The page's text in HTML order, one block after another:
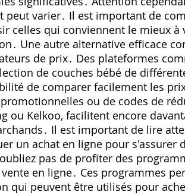
peut varier․ Il est important de
celles qui conviennent le mieux
Une autre alternative efficace
de prix․ Des plateformes
de couches bébé de
de comparer facilement les
ou de codes de
ou Kelkoo‚ facilitent encore
Il est important de lire
un achat en ligne pour
pas de profiter des
en ligne․ Ces programmes
qui peuvent être utilisés pour